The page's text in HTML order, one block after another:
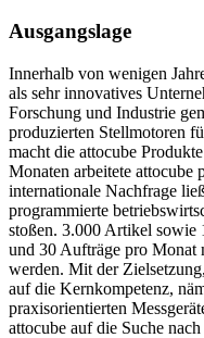
Ausgangslage
Innerhalb von wenigen
als sehr innovatives
Forschung und Industrie
produzierten Stellmotoren
macht die attocube
Monaten arbeitete attocube
internationale Nachfrage
programmierte
stoßen. 3.000 Artikel sowie
und 30 Aufträge pro Monat
werden. Mit der
auf die Kernkompetenz,
praxisorientierten
attocube auf die Suche